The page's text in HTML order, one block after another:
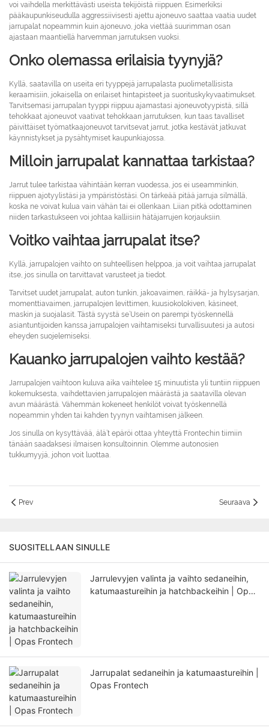
voi vaihdella merkittävästi useista tekijöistä riippuen. Esimerkiksi
pääkaupunkiseudulla aggressiivisesti ajettu ajoneuvo saattaa vaatia uudet
jarrupalat nopeammin kuin ajoneuvo, joka viettää suurimman osan
ajastaan ​​maantiellä harvemman jarrutuksen vuoksi.
Onko olemassa erilaisia ​​tyynyjä?
Kyllä, saatavilla on useita eri tyyppejä jarrupalasta puolimetallisista
keraamisiin, jokaisella on erilaiset hintapisteet ja suorituskykyvaatimukset.
Tarvitsemasi jarrupalan tyyppi riippuu ajamastasi ajoneuvotyypistä, sillä
tehokkaat ajoneuvot vaativat tehokkaan jarrutuksen, kun taas tavalliset
päivittäiset työmatkaajoneuvot tarvitsevat jarrut, jotka kestävät jatkuvat
käynnistykset ja pysähtymiset kaupunkiajossa.
Milloin jarrupalat kannattaa tarkistaa?
Jarrut tulee tarkistaa vähintään kerran vuodessa, jos ei useamminkin,
riippuen ajotyylistäsi ja ympäristöstäsi. On tärkeää pitää jarruja silmällä,
koska ne voivat kulua vain vähän tai ei ollenkaan. Liian pitkä odottaminen
niiden tarkastukseen voi johtaa kalliisiin hätäjarrujen korjauksiin.
Voitko vaihtaa jarrupalat itse?
Kyllä, jarrupalojen vaihto on suhteellisen helppoa, ja voit vaihtaa jarrupalat
itse, jos sinulla on tarvittavat varusteet ja tiedot.
Tarvitset uudet jarrupalat, auton tunkin, jakoavaimen, räikkä- ja hylsysarjan,
momenttiavaimen, jarrupalojen levittimen, kuusiokolokiven, käsineet,
maskin ja suojalasit. Tästä syystä se’Usein on parempi työskennellä
asiantuntijoiden kanssa jarrupalojen vaihtamiseksi turvallisuutesi ja autosi
eheyden suojelemiseksi.
Kauanko jarrupalojen vaihto kestää?
Jarrupalojen vaihtoon kuluva aika vaihtelee 15 minuutista yli tuntiin riippuen
kokemuksesta, vaihdettavien jarrupalojen määrästä ja saatavilla olevan
avun määrästä. Vähemmän kokeneet henkilöt voivat työskennellä
nopeammin yhden tai kahden tyynyn vaihtamisen jälkeen.
Jos sinulla on kysyttävää, älä’t epäröi ottaa yhteyttä Frontechin tiimiin
tänään saadaksesi ilmaisen konsultoinnin. Olemme autonosien
tukkumyyjä, johon voit luottaa.
Prev Seuraava
SUOSITELLAAN SINULLE
Jarrulevyjen valinta ja vaihto sedaneihin,
katumaastureihin ja hatchbackeihin | Opas
Jarrupalat sedaneihin ja katumaastureihin |
Opas Frontech